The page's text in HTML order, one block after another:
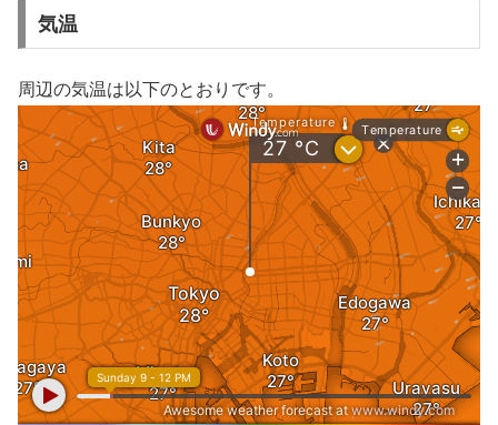
気温
周辺の気温は以下のとおりです。